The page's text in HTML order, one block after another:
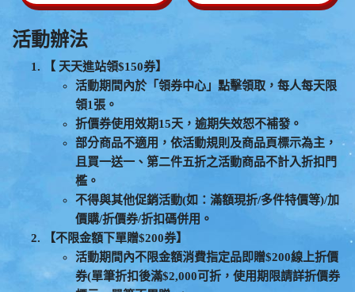
活動辦法
【 天天進站領$150券】
活動期間內於「領券中心」點擊領取，每人每天限
領1張。
折價券使用效期15天，逾期失效恕不補發。
部分商品不適用，依活動規則及商品頁標示為主，
且買一送一、第二件五折之活動商品不計入折扣門
檻。
不得與其他促銷活動(如：滿額現折/多件特價等)/加
價購/折價券/折扣碼併用。
【不限金額下單贈$200券】
活動期間內不限金額消費指定品即贈$200線上折價
券(單筆折扣後滿$2,000可折，使用期限請詳折價券